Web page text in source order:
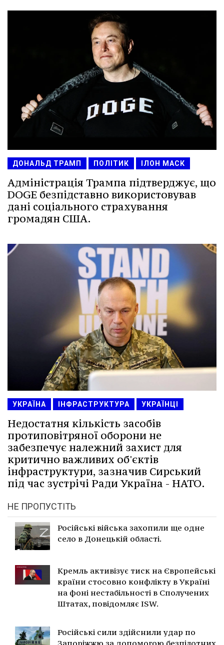
ДОНАЛЬД ТРАМП ПОЛІТИК ІЛОН МАСК
Адміністрація Трампа підтверджує, що
DOGE безпідставно використовував
дані соціального страхування
громадян США.
УКРАЇНА ІНФРАСТРУКТУРА УКРАЇНЦІ
Недостатня кількість засобів
протиповітряної оборони не
забезпечує належний захист для
критично важливих об'єктів
інфраструктури, зазначив Сирський
під час зустрічі Ради Україна - НАТО.
НЕ ПРОПУСТІТЬ
Російські війська захопили ще одне
село в Донецькій області.
Кремль активізує тиск на Європейські
країни стосовно конфлікту в Україні
на фоні нестабільності в Сполучених
Штатах, повідомляє ISW.
Російські сили здійснили удар по
Запоріжжю за допомогою безпілотних